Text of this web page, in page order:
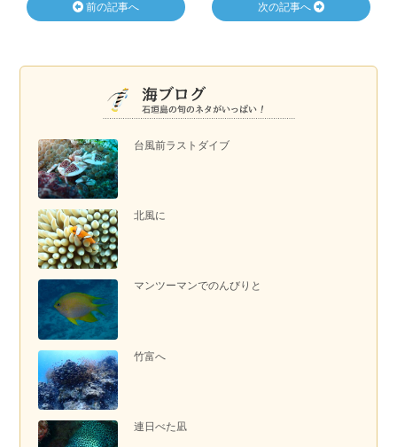
台風前ラストダイブ
北風に
マンツーマンでのんびりと
竹富へ
連日べた凪
前の記事へ 次の記事へ